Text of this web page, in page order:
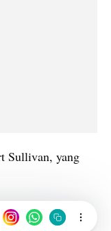
Sullivan, yang
Meninggal